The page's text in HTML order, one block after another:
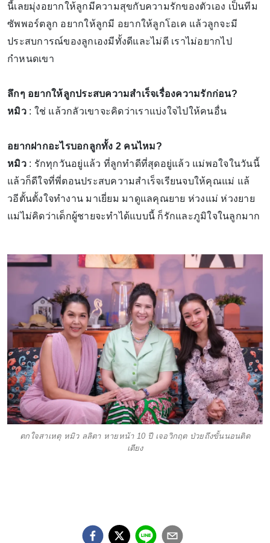
นี้เลยมุ่งอยากให้ลูกมีความสุขกับความรักของตัวเอง เป็นทีม
ซัพพอร์ตลูก อยากให้ลูกมี อยากให้ลูกโอเค แล้วลูกจะมี
ประสบการณ์ของลูกเองมีทั้งดีและไม่ดี เราไม่อยากไป
กำหนดเขา
ลึกๆ อยากให้ลูกประสบความสำเร็จเรื่องความรักก่อน?
หมิว: ใช่ แล้วกลัวเขาจะคิดว่าเราแบ่งใจไปให้คนอื่น
อยากฝากอะไรบอกลูกทั้ง 2 คนไหม?
หมิว: รักทุกวันอยู่แล้ว ที่ลูกทำดีที่สุดอยู่แล้ว แม่พอใจในวันนี้
แล้วก็ดีใจที่พี่ตอนประสบความสำเร็จเรียนจบให้คุณแม่ แล้
วอีตั้นตั้งใจทำงาน มาเยี่ยม มาดูแลคุณยาย ห่วงแม่ ห่วงยาย
แม่ไม่คิดว่าเด็กผู้ชายจะทำได้แบบนี้ ก็รักและภูมิใจในลูกมาก
ตกใจสาเหตุ หมิว ลลิตา หายหน้า 10 ปี เจอวิกฤต ป่วยถึงขั้นนอนติด
เตียง